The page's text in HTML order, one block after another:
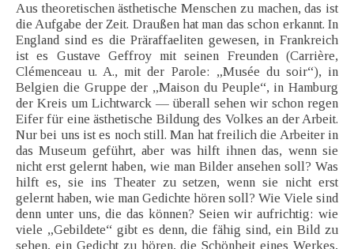
Aus theoretischen ästhetische Menschen zu machen, das ist
die Aufgabe der Zeit. Draußen hat man das schon erkannt. In
England sind es die Präraffaeliten gewesen, in Frankreich
ist es Gustave Geffroy mit seinen Freunden (Carrière,
Clémenceau u. A., mit der Parole: „Musée du soir“), in
Belgien die Gruppe der „Maison du Peuple“, in Hamburg
der Kreis um Lichtwarck — überall sehen wir schon regen
Eifer für eine ästhetische Bildung des Volkes an der Arbeit.
Nur bei uns ist es noch still. Man hat freilich die Arbeiter in
das Museum geführt, aber was hilft ihnen das, wenn sie
nicht erst gelernt haben, wie man Bilder ansehen soll? Was
hilft es, sie ins Theater zu setzen, wenn sie nicht erst
gelernt haben, wie man Gedichte hören soll? Wie Viele sind
denn unter uns, die das können? Seien wir aufrichtig: wie
viele „Gebildete“ gibt es denn, die fähig sind, ein Bild zu
sehen, ein Gedicht zu hören, die Schönheit eines Werkes,